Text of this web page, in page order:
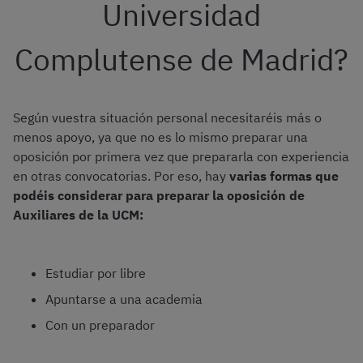
Universidad
Complutense de Madrid?
Según vuestra situación personal necesitaréis más o
menos apoyo, ya que no es lo mismo preparar una
oposición por primera vez que prepararla con experiencia
en otras convocatorias. Por eso, hay varias formas que
podéis considerar para preparar la oposición de
Auxiliares de la UCM:
Estudiar por libre
Apuntarse a una academia
Con un preparador